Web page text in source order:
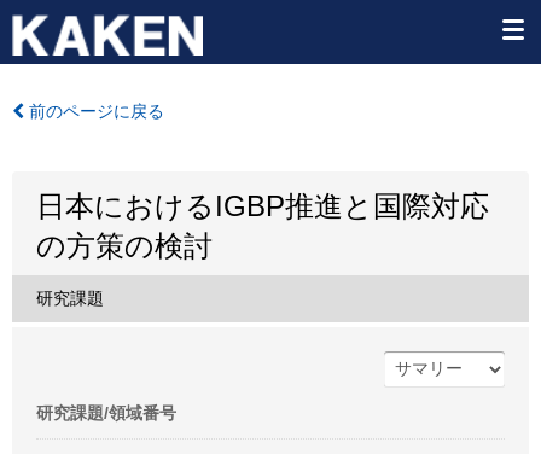
前のページに戻る
日本におけるIGBP推進と国際対応
の方策の検討
研究課題
研究課題/領域番号